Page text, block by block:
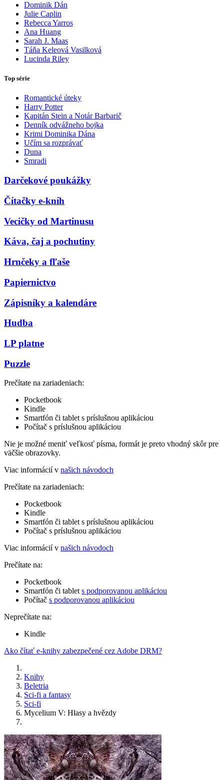
Dominik Dán
Julie Caplin
Rebecca Yarros
Ana Huang
Sarah J. Maas
Táňa Keleová Vasilková
Lucinda Riley
Top série
Romantické úteky
Harry Potter
Kapitán Stein a Notár Barbarič
Denník odvážneho bojka
Krimi Dominika Dána
Učím sa rozprávať
Duna
Smradi
Darčekové poukážky
Čítačky e-kníh
Vecičky od Martinusu
Káva, čaj a pochutiny
Hrnčeky a fľaše
Papiernictvo
Zápisníky a kalendáre
Hudba
LP platne
Puzzle
Prečítate na zariadeniach:
Pocketbook
Kindle
Smartfón či tablet s príslušnou aplikáciou
Počítač s príslušnou aplikáciou
Nie je možné meniť veľkosť písma, formát je preto vhodný skôr pre
väčšie obrazovky.
Viac informácií v našich návodoch
Prečítate na zariadeniach:
Pocketbook
Kindle
Smartfón či tablet s príslušnou aplikáciou
Počítač s príslušnou aplikáciou
Viac informácií v našich návodoch
Prečítate na:
Pocketbook
Smartfón či tablet s podporovanou aplikáciou
Počítač s podporovanou aplikáciou
Neprečítate na:
Kindle
Ako čítať e-knihy zabezpečené cez Adobe DRM?
Knihy
Beletria
Sci-fi a fantasy
Sci-fi
Mycelium V: Hlasy a hvězdy